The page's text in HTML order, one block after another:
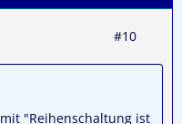
#10
"Reihenschaltung ist